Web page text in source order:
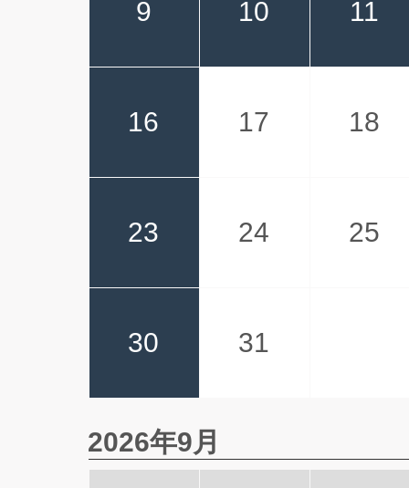
9 10 11
16 17 18
23 24 25
30 31
2026年9月